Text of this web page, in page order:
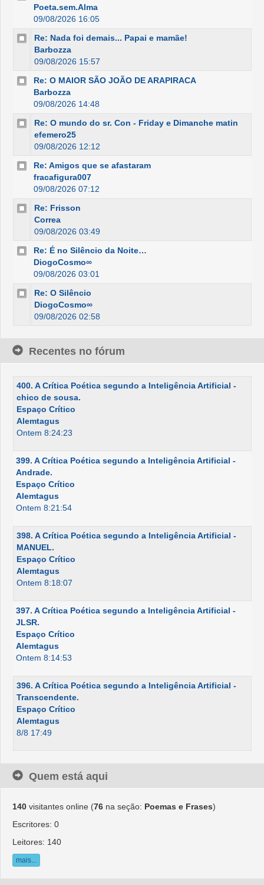
Poeta.sem.Alma
09/08/2026 16:05
Re: Nada foi demais... Papai e mamãe!
Barbozza
09/08/2026 15:57
Re: O MAIOR SÃO JOÃO DE ARAPIRACA
Barbozza
09/08/2026 14:48
Re: O mundo do sr. Con - Friday e Dimanche matin
efemero25
09/08/2026 12:12
Re: Amigos que se afastaram
fracafigura007
09/08/2026 07:12
Re: Frisson
Correa
09/08/2026 03:49
Re: É no Silêncio da Noite…
DiogoCosmo∞
09/08/2026 03:01
Re: O Silêncio
DiogoCosmo∞
09/08/2026 02:58
Recentes no fórum
400. A Crítica Poética segundo a Inteligência Artificial -
chico de sousa.
Espaço Crítico
Alemtagus
Ontem 8:24:23
399. A Crítica Poética segundo a Inteligência Artificial -
Andrade.
Espaço Crítico
Alemtagus
Ontem 8:21:54
398. A Crítica Poética segundo a Inteligência Artificial -
MANUEL.
Espaço Crítico
Alemtagus
Ontem 8:18:07
397. A Crítica Poética segundo a Inteligência Artificial -
JLSR.
Espaço Crítico
Alemtagus
Ontem 8:14:53
396. A Crítica Poética segundo a Inteligência Artificial -
Transcendente.
Espaço Crítico
Alemtagus
8/8 17:49
Quem está aqui
140 visitantes online (76 na seção: Poemas e Frases)
Escritores: 0
Leitores: 140
mais...